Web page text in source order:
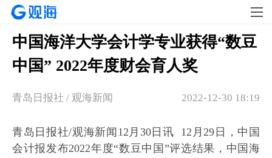
中国海洋大学会计学专业获得“数豆
中国” 2022年度财会育人奖
2022-12-30 18:19
青岛日报社 / 观海新闻
青岛日报社/观海新闻12月30日讯 12月29日，中国
会计报发布2022年度“数豆中国”评选结果，中国海